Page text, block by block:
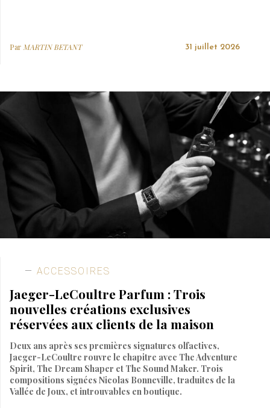
Par MARTIN BETANT 31 juillet 2026
ACCESSOIRES
Jaeger-LeCoultre Parfum : Trois
nouvelles créations exclusives
réservées aux clients de la maison
Deux ans après ses premières signatures olfactives,
Jaeger-LeCoultre rouvre le chapitre avec The Adventure
Spirit, The Dream Shaper et The Sound Maker. Trois
compositions signées Nicolas Bonneville, traduites de la
Vallée de Joux, et introuvables en boutique.